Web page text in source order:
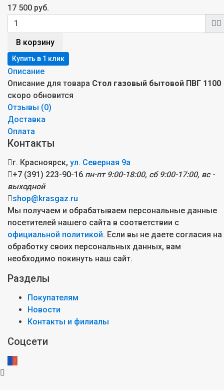
17 500 руб.
В корзину
Описание
Описание для товара Стол газовый бытовой ПВГ 1100
скоро обновится
Отзывы (0)
Доставка
Оплата
Контакты
г. Красноярск, ул. Северная 9а
+7 (391) 223-90-16 пн-пт 9:00-18:00, сб 9:00-17:00, вс -
выходной
shop@krasgaz.ru
Мы получаем и обрабатываем персональные данные
посетителей нашего сайта в соответствии с
официальной политикой. Если вы не даете согласия на
обработку своих персональных данных, вам
необходимо покинуть наш сайт.
Разделы
Покупателям
Новости
Контакты и филиалы
Соцсети